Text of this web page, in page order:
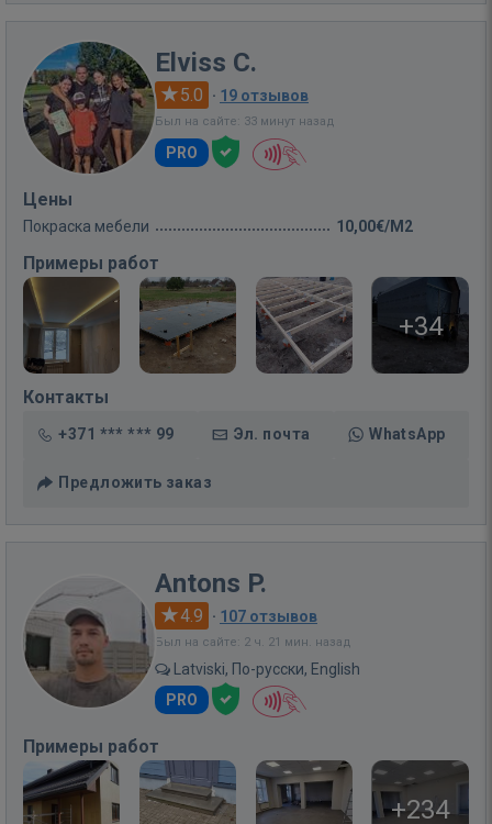
Elviss C.
5.0 · 19 отзывов
Был на сайте: 33 минут назад
PRO
Цены
Покраска мебели 10,00€/M2
Примеры работ
+34
Контакты
+371 *** *** 99 Эл. почта WhatsApp
Предложить заказ
Antons P.
4.9 · 107 отзывов
Был на сайте: 2 ч. 21 мин. назад
Latviski, По-русски, English
PRO
Примеры работ
+234